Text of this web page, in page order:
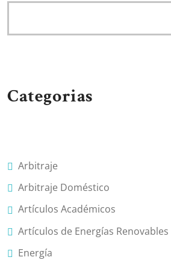
Categorias
Arbitraje
Arbitraje Doméstico
Artículos Académicos
Artículos de Energías Renovables
Energía